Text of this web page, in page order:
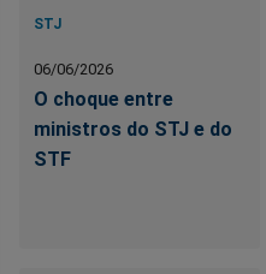
STJ
06/06/2026
O choque entre
ministros do STJ e do
STF